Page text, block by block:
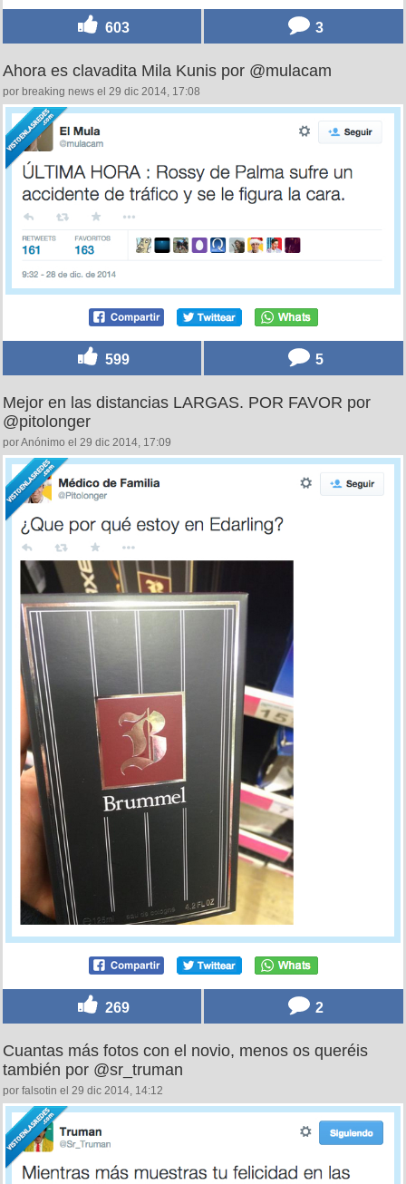
603 3
Ahora es clavadita Mila Kunis por @mulacam
por breaking news el 29 dic 2014, 17:08
599 5
Mejor en las distancias LARGAS. POR FAVOR por
@pitolonger
por Anónimo el 29 dic 2014, 17:09
269 2
Cuantas más fotos con el novio, menos os queréis
también por @sr_truman
por falsotin el 29 dic 2014, 14:12